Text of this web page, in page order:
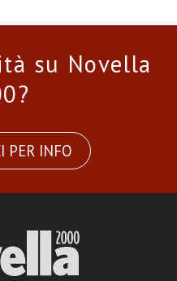
su Novella
PER INFO